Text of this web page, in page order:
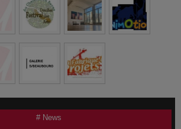
# News